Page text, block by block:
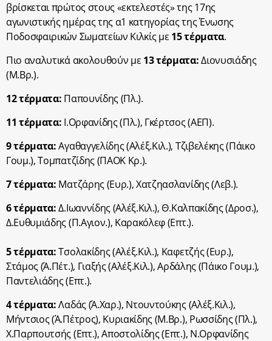
βρίσκεται πρώτος στους «εκτελεστές» της 17ης
αγωνιστικής ημέρας της α1 κατηγορίας της Ένωσης
Ποδοσφαιρικών Σωματείων Κιλκίς με 15 τέρματα.
Πιo αναλυτικά ακολουθούν με 13 τέρματα:Διονυσιάδης
(Μ.Βρ.).
12 τέρματα: Παπουνίδης (Πλ.).
11 τέρματα: Ι.Ορφανίδης (Πλ.), Γκέρτσος (ΑΕΠ).
9 τέρματα:Αγαθαγγελίδης (Αλέξ.Κιλ.), Τζιβελέκης (Πάικο
Γουμ.), Τομπατζίδης (ΠΑΟΚ Κρ.).
7 τέρματα: Ματζάρης (Ευρ.), Χατζηασλανίδης (Λεβ.).
6 τέρματα:Δ.Ιωαννίδης (Αλέξ.Κιλ.), Θ.Καλπακίδης (Δροσ.),
Δ.Ευθυμιάδης (Π.Αγιον.), Καρακόλεφ (Επτ.).
5 τέρματα:Τσολακίδης (Αλέξ.Κιλ.), Καφετζής (Ευρ.),
Στάμος (Ά.Πέτ.), Γιαξής (Αλέξ.Κιλ.), Αρδάλης (Πάικο Γουμ.),
Παντελιάδης (Επτ.).
4 τέρματα:Λαδάς (Ά.Χαρ.), Ντουντούκης (Αλέξ.Κιλ.),
Μήντσιος (Ά.Πέτρος), Κυριακίδης (Μ.Βρ.), Ρωσσίδης (Πλ.),
Χ.Παρπουτσής (Επτ.), Αποστολίδης (Επτ.), Ν.Ορφανίδης